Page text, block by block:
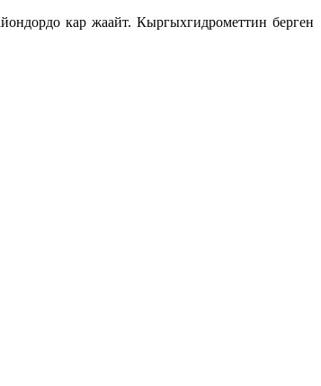
кар жаайт. Кыргыхгидрометтин берген